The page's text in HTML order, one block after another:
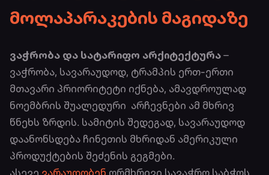
მოლაპარაკების მაგიდაზე
ვაჭრობა და სატარიფო არქიტექტურა–
ვაჭრობა, სავარაუდოდ, ტრამპის ერთ-ერთი
მთავარი პრიორიტეტი იქნება, ამავდროულად
ნოემბრის შუალედური არჩევნები ამ მხრივ
წნეხს ზრდის. სამიტის შედეგად, სავარაუდოდ
დაანონსდება ჩინეთის მხრიდან ამერიკული
პროდუქტების შეძენის გეგმები.
ასევე ვარაუდობენ ორმხრივი სავაჭრო საბჭოს